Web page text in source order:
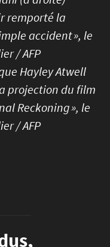
remporté la
accident », le
/ AFP
Hayley Atwell
projection du film
Reckoning », le
/ AFP